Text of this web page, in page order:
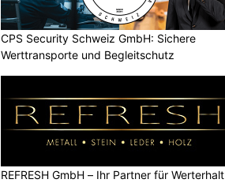
CPS Security Schweiz GmbH: Sichere
Werttransporte und Begleitschutz
REFRESH GmbH – Ihr Partner für Werterhalt